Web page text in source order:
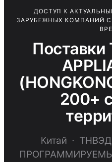
ДОСТУП К
ЗАРУБЕЖНЫХ КОМПАНИЙ С
Поставки
200+
Китай ·